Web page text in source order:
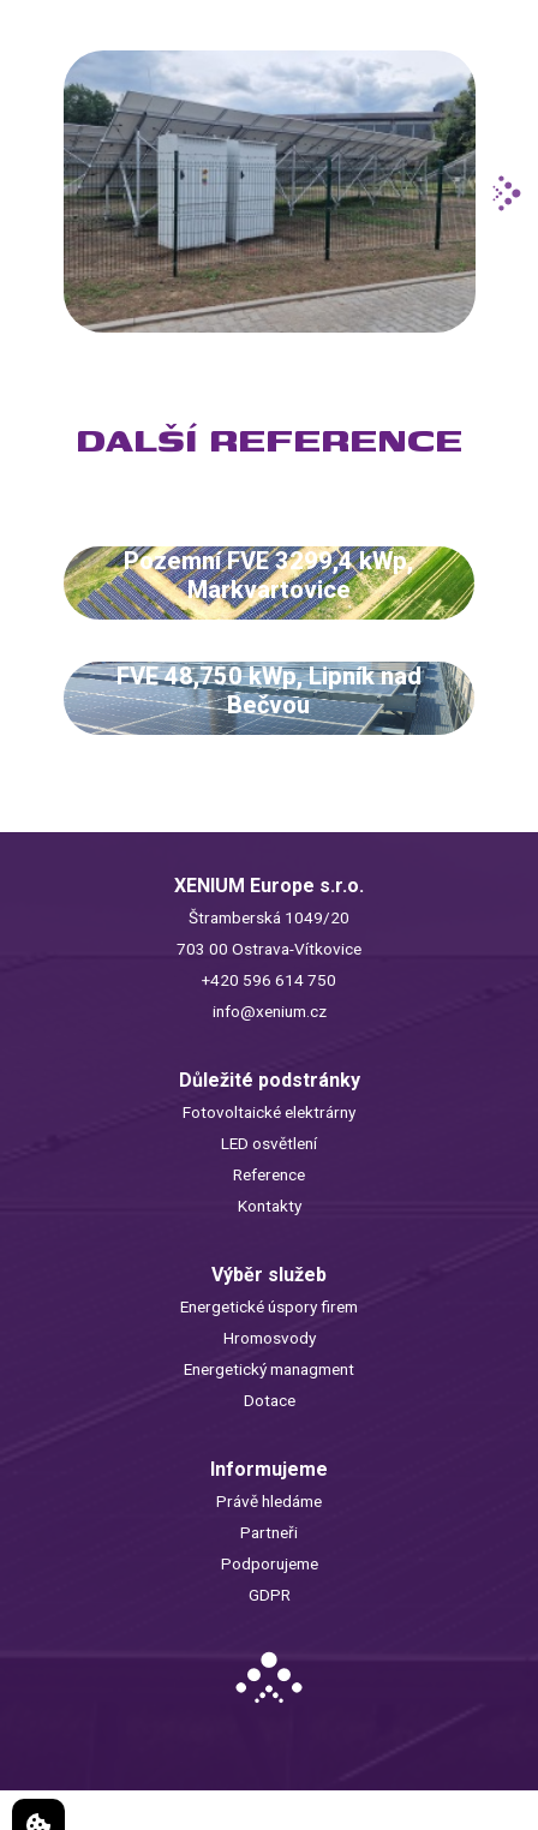
DALŠÍ REFERENCE
Pozemní FVE 3299,4 kWp,
Markvartovice
FVE 48,750 kWp, Lipník nad
Bečvou
XENIUM Europe s.r.o.
Štramberská 1049/20
703 00 Ostrava-Vítkovice
+420 596 614 750
info@xenium.cz
Důležité podstránky
Fotovoltaické elektrárny
LED osvětlení
Reference
Kontakty
Výběr služeb
Energetické úspory firem
Hromosvody
Energetický managment
Dotace
Informujeme
Právě hledáme
Partneři
Podporujeme
GDPR